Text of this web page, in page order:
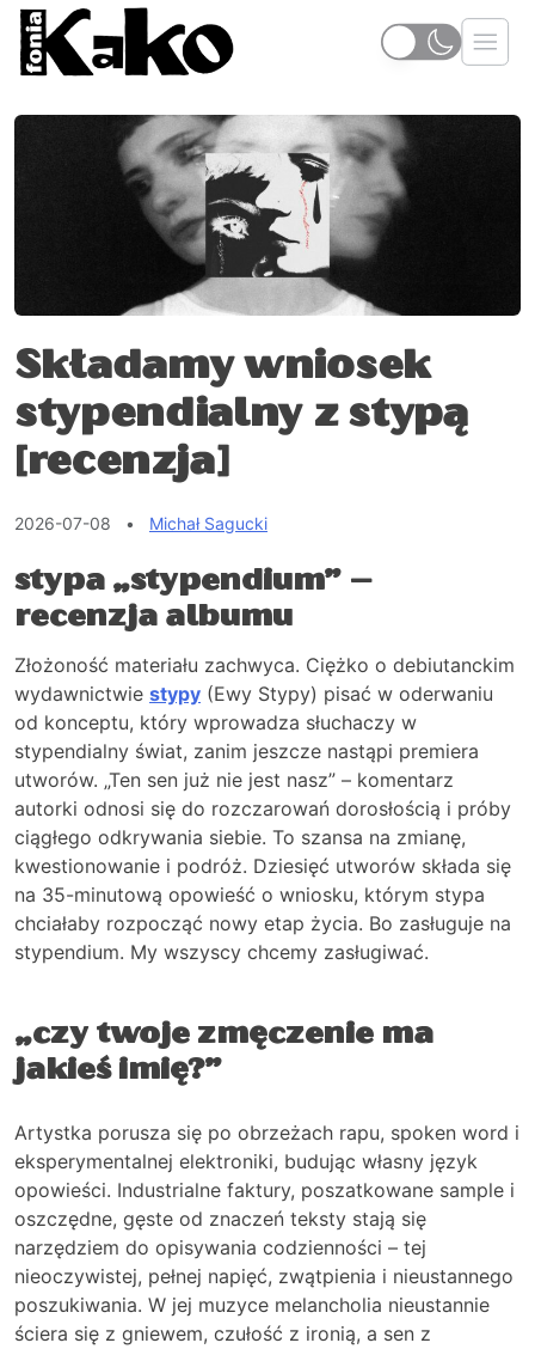
Składamy wniosek
stypendialny z stypą
[recenzja]
2026-07-08 • Michał Sagucki
stypa „stypendium” –
recenzja albumu
Złożoność materiału zachwyca. Ciężko o debiutanckim
wydawnictwie stypy (Ewy Stypy) pisać w oderwaniu
od konceptu, który wprowadza słuchaczy w
stypendialny świat, zanim jeszcze nastąpi premiera
utworów. „Ten sen już nie jest nasz” – komentarz
autorki odnosi się do rozczarowań dorosłością i próby
ciągłego odkrywania siebie. To szansa na zmianę,
kwestionowanie i podróż. Dziesięć utworów składa się
na 35-minutową opowieść o wniosku, którym stypa
chciałaby rozpocząć nowy etap życia. Bo zasługuje na
stypendium. My wszyscy chcemy zasługiwać.
„czy twoje zmęczenie ma
jakieś imię?”
Artystka porusza się po obrzeżach rapu, spoken word i
eksperymentalnej elektroniki, budując własny język
opowieści. Industrialne faktury, poszatkowane sample i
oszczędne, gęste od znaczeń teksty stają się
narzędziem do opisywania codzienności – tej
nieoczywistej, pełnej napięć, zwątpienia i nieustannego
poszukiwania. W jej muzyce melancholia nieustannie
ściera się z gniewem, czułość z ironią, a sen z